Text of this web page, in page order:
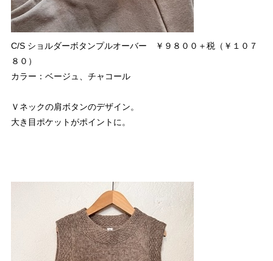
C/S ショルダーボタンプルオーバー ￥９８００＋税（￥１０７
８０）
カラー：ベージュ、チャコール
Ｖネックの肩ボタンのデザイン。
大き目ポケットがポイントに。